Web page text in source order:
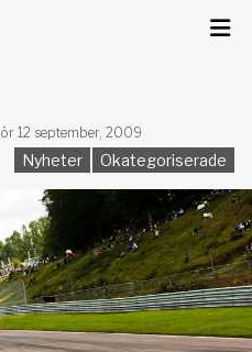
lör 12 september, 2009
Nyheter Okategoriserade